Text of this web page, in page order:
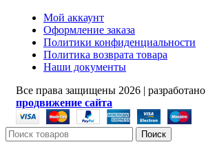
Мой аккаунт
Оформление заказа
Политики конфиденциальности
Политика возврата товара
Наши документы
Все права защищены 2026 | разработано
продвижение сайта
Поиск